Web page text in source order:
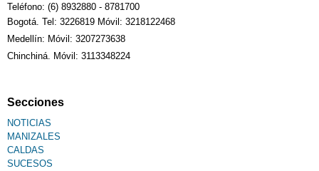
Teléfono: (6) 8932880 - 8781700
Bogotá. Tel: 3226819 Móvil: 3218122468
Medellín: Móvil: 3207273638
Chinchiná. Móvil: 3113348224
Secciones
NOTICIAS
MANIZALES
CALDAS
SUCESOS